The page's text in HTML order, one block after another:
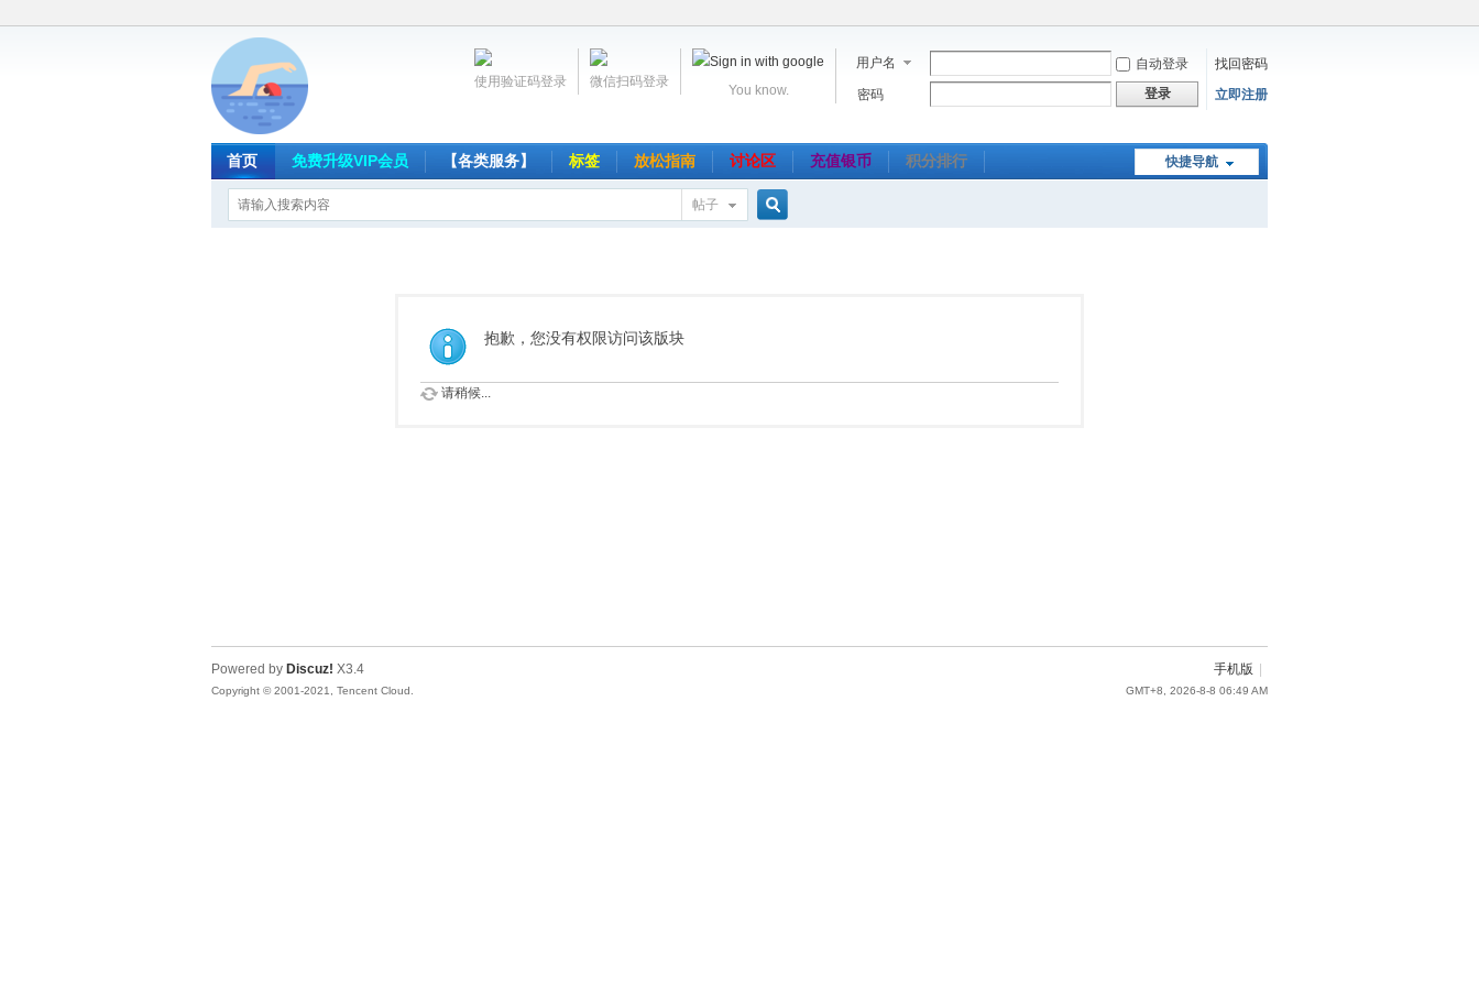
用户名 自动登录
找回密码
密码
登录 立即注册
You know.
微信扫码登录
使用验证码登录
快捷导航
首页 免费升级VIP会员 【各类服务】 标签 放松指南 讨论区 充值银币 积分排行
帖子
抱歉，您没有权限访问该版块
请稍候...
手机版
GMT+8, 2026-8-8 06:49 AM
Powered by Discuz! X3.4
Copyright © 2001-2021, Tencent Cloud.